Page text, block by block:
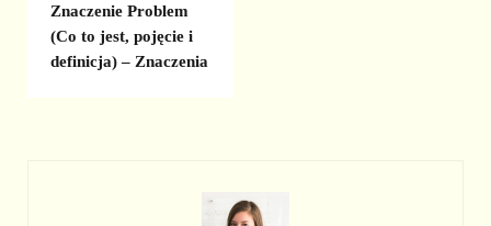
Znaczenie Problem
(Co to jest, pojęcie i
definicja) – Znaczenia